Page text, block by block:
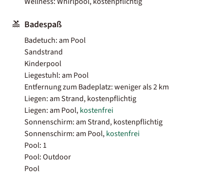
Badespaß
Badetuch: am Pool
Sandstrand
Kinderpool
Liegestuhl: am Pool
Entfernung zum Badeplatz: weniger als 2 km
Liegen: am Strand, kostenpflichtig
Liegen: am Pool,kostenfrei
Sonnenschirm: am Strand, kostenpflichtig
Sonnenschirm: am Pool,kostenfrei
Pool: 1
Pool: Outdoor
Pool